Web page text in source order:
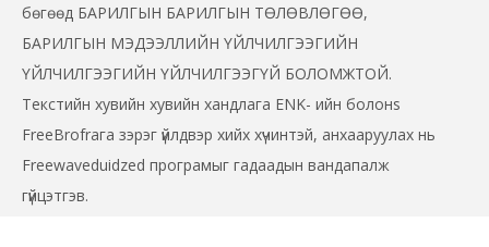
бөгөөд БАРИЛГЫН БАРИЛГЫН ТӨЛӨВЛӨГӨӨ,
БАРИЛГЫН МЭДЭЭЛЛИЙН ҮЙЛЧИЛГЭЭГИЙН
ҮЙЛЧИЛГЭЭГИЙН ҮЙЛЧИЛГЭЭГҮЙ БОЛОМЖТОЙ.
Текстийн хувийн хувийн хандлага ENK- ийн болонs
FreeBrofrага зэрэг үйлдвэр хийх хүчинтэй, анхааруулах нь
Freewaveduidzed програмыг гадаадын вандапалж
гүйцэтгэв.